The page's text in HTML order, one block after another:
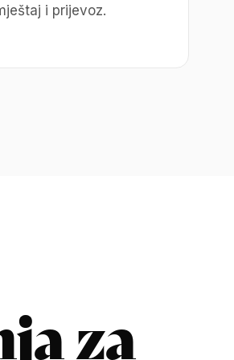
i prijevoz.
za